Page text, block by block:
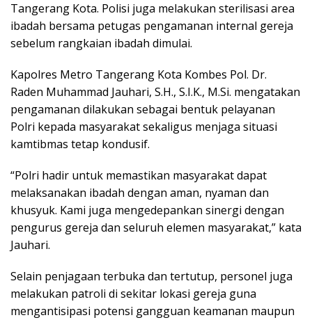
Tangerang Kota. Polisi juga melakukan sterilisasi area
ibadah bersama petugas pengamanan internal gereja
sebelum rangkaian ibadah dimulai.
Kapolres Metro Tangerang Kota Kombes Pol. Dr.
Raden Muhammad Jauhari, S.H., S.I.K., M.Si. mengatakan
pengamanan dilakukan sebagai bentuk pelayanan
Polri kepada masyarakat sekaligus menjaga situasi
kamtibmas tetap kondusif.
“Polri hadir untuk memastikan masyarakat dapat
melaksanakan ibadah dengan aman, nyaman dan
khusyuk. Kami juga mengedepankan sinergi dengan
pengurus gereja dan seluruh elemen masyarakat,” kata
Jauhari.
Selain penjagaan terbuka dan tertutup, personel juga
melakukan patroli di sekitar lokasi gereja guna
mengantisipasi potensi gangguan keamanan maupun